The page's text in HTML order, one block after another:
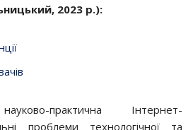
2023 р.):
практична Інтернет-
проблеми технологічної та